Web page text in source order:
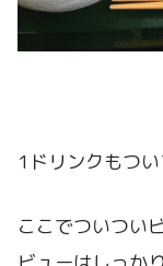
1ドリンクもつい
ここでついつい